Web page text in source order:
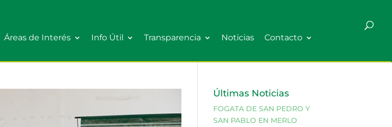
Áreas de Interés Info Útil Transparencia Noticias Contacto
Últimas Noticias
FOGATA DE SAN PEDRO Y
SAN PABLO EN MERLO